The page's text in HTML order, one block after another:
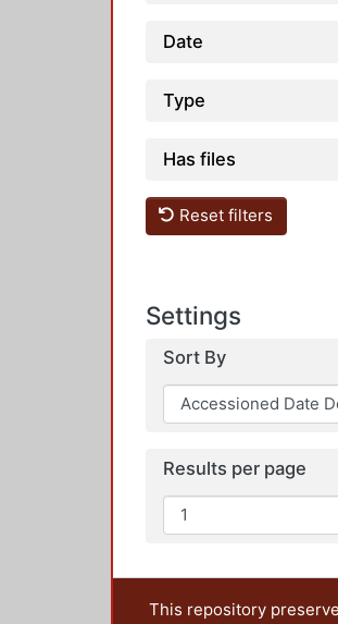
Date
Type
Has files
Reset filters
Settings
Sort By
Results per page
This repository